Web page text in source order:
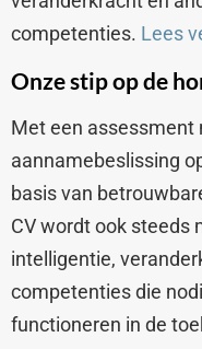
competenties. Lees
Onze stip op de
Met een assessment
aannamebeslissing
basis van
CV wordt ook steeds
intelligentie,
competenties die
functioneren in de